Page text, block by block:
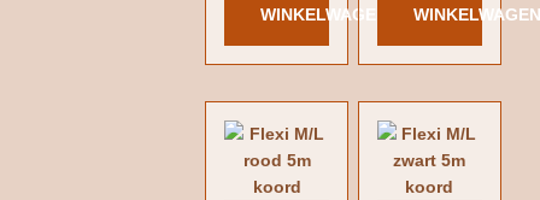
WINKELWAGEN
WINKELWAGEN